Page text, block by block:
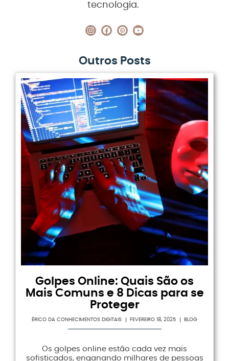
tecnologia.
Outros Posts
Golpes Online: Quais São os
Mais Comuns e 8 Dicas para se
Proteger
ÉRICO DA CONHECIMENTOS DIGITAIS FEVEREIRO 18, 2025 BLOG
Os golpes online estão cada vez mais
sofisticados, enganando milhares de pessoas